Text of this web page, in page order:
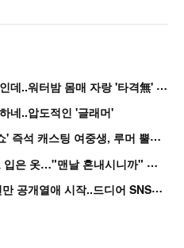
비
비, 성행위 연상 안무로 논란인데..워터밤 몸매 자랑 '타격無' 근황
네..압도적인 '글래머'
“
연습생 아닙니다” 싸이 '흠뻑쇼' 즉석 캐스팅 여중생, 루머 뿔났다[Oh!쎈 이...
홍
진영, '임신설' 종결 작정하고 입은 옷…"맨날 혼내시니까" 억울
'
흑백' 김도윤♥배우 김서연, 4년만 공개열애 시작..드디어 SNS에 노출 [핫피...